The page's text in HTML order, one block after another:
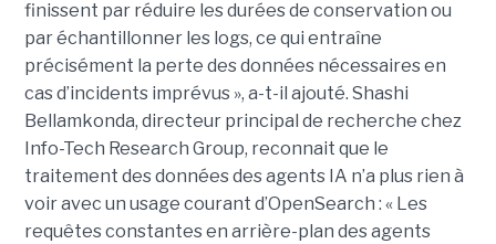
finissent par réduire les durées de conservation ou
par échantillonner les logs, ce qui entraîne
précisément la perte des données nécessaires en
cas d’incidents imprévus », a-t-il ajouté. Shashi
Bellamkonda, directeur principal de recherche chez
Info-Tech Research Group, reconnait que le
traitement des données des agents IA n’a plus rien à
voir avec un usage courant d’OpenSearch : « Les
requêtes constantes en arrière-plan des agents